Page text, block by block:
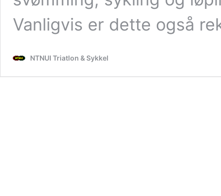
Vanligvis er dette også
NTNUI Triatlon & Sykkel